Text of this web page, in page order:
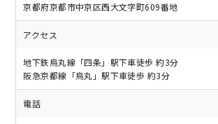
京都府京都市中京区西大文字町609番地
アクセス
地下鉄烏丸線「四条」駅下車徒歩 約3分
阪急京都線「烏丸」駅下車徒歩 約3分
電話